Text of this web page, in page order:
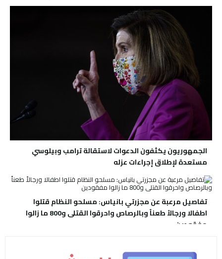
الجمهوريون يكثفون الدعوات لاستقالة ترامب وبيلوسي
مستعدة لإطلاق إجراءات عزله
تفاصيل مرعبة عن مجزرتي بانياس: مسلحو النظام قتلوا
اطفالا ورجالاً طعناً وبالرصاص واحرقوا القتلى و800 ما زالوا
مفقودين